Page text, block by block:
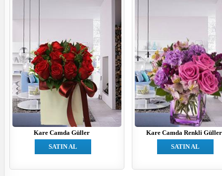
Kare Camda Güller
SATIN AL
Kare Camda Renkli Güller
SATIN AL